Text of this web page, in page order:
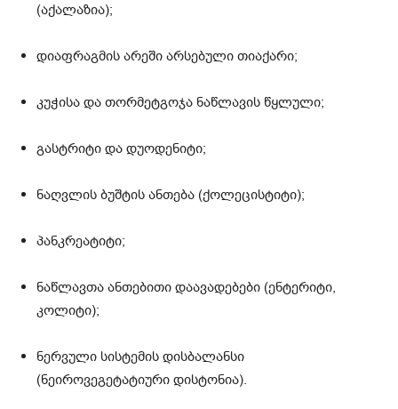
(აქალაზია);
დიაფრაგმის არეში არსებული თიაქარი;
კუჭისა და თორმეტგოჯა ნაწლავის წყლული;
გასტრიტი და დუოდენიტი;
ნაღვლის ბუშტის ანთება (ქოლეცისტიტი);
პანკრეატიტი;
ნაწლავთა ანთებითი დაავადებები (ენტერიტი,
კოლიტი);
ნერვული სისტემის დისბალანსი
(ნეიროვეგეტატიური დისტონია).